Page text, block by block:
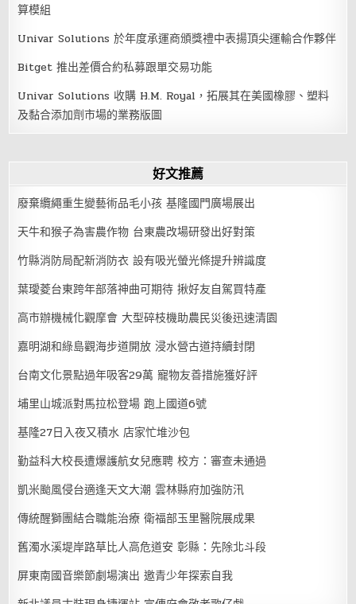
算模組
Univar Solutions 於年度承運商頒獎禮中表揚頂尖運輸合作夥伴
Bitget 推出差價合約私募跟單交易功能
Univar Solutions 收購 H.M. Royal，拓展其在美國橡膠、塑料
及黏合添加劑市場的業務版圖
好文推薦
廢棄纜繩重生變藝術品毛小孩 基隆國門廣場展出
天牛和猴子為害農作物 台東農改場研發出好對策
竹縣消防局配新消防衣 設有吸光螢光條提升辨識度
葉璦菱台東跨年部落神曲可期待 揪好友自駕買特產
高市辦機械化觀摩會 大型碎枝機助農民災後迅速清園
嘉明湖和綠島觀海步道開放 浸水營古道持續封閉
台南文化景點過年吸客29萬 寵物友善措施獲好評
埔里山城派對馬拉松登場 跑上國道6號
基隆27日入夜又積水 店家忙堆沙包
勤益科大校長遭爆護航女兒應聘 校方：審查未通過
凱米颱風侵台適逢天文大潮 雲林縣府加強防汛
傳統醒獅團結合職能治療 衛福部玉里醫院展成果
舊濁水溪堤岸路草比人高危道安 彰縣：先除北斗段
屏東南國音樂節劇場演出 邀青少年探索自我